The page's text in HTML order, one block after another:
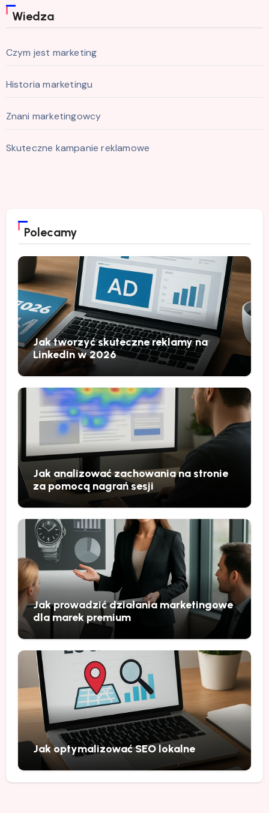
Wiedza
Czym jest marketing
Historia marketingu
Znani marketingowcy
Skuteczne kampanie reklamowe
Polecamy
Jak tworzyć skuteczne reklamy na
LinkedIn w 2026
Jak analizować zachowania na stronie
za pomocą nagrań sesji
Jak prowadzić działania marketingowe
dla marek premium
Jak optymalizować SEO lokalne